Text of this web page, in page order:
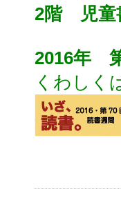
2階 児童
2016年
くわしく